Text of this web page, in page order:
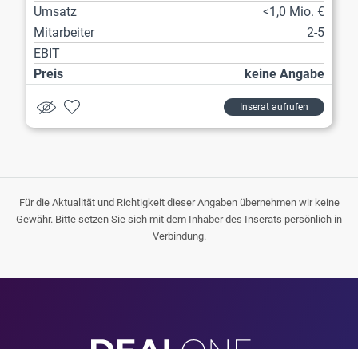
Umsatz
<1,0 Mio. €
Mitarbeiter
2-5
EBIT
Preis
keine Angabe
Inserat aufrufen
Für die Aktualität und Richtigkeit dieser Angaben übernehmen wir keine
Gewähr. Bitte setzen Sie sich mit dem Inhaber des Inserats persönlich in
Verbindung.